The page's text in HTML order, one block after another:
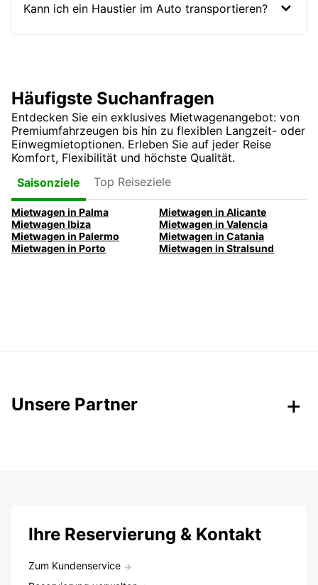
Kann ich ein Haustier im Auto transportieren?
Häufigste Suchanfragen
Entdecken Sie ein exklusives Mietwagenangebot: von
Premiumfahrzeugen bis hin zu flexiblen Langzeit- oder
Einwegmietoptionen. Erleben Sie auf jeder Reise
Komfort, Flexibilität und höchste Qualität.
Saisonziele
Top Reiseziele
Mietwagen in Palma
Mietwagen in Alicante
Mietwagen Ibiza
Mietwagen in Valencia
Mietwagen in Palermo
Mietwagen in Catania
Mietwagen in Porto
Mietwagen in Stralsund
Unsere Partner
Ihre Reservierung & Kontakt
Zum Kundenservice